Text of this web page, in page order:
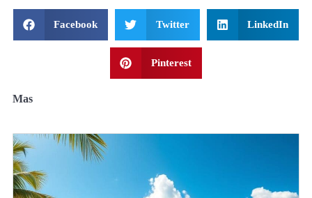
Facebook Twitter LinkedIn
Pinterest
Mas